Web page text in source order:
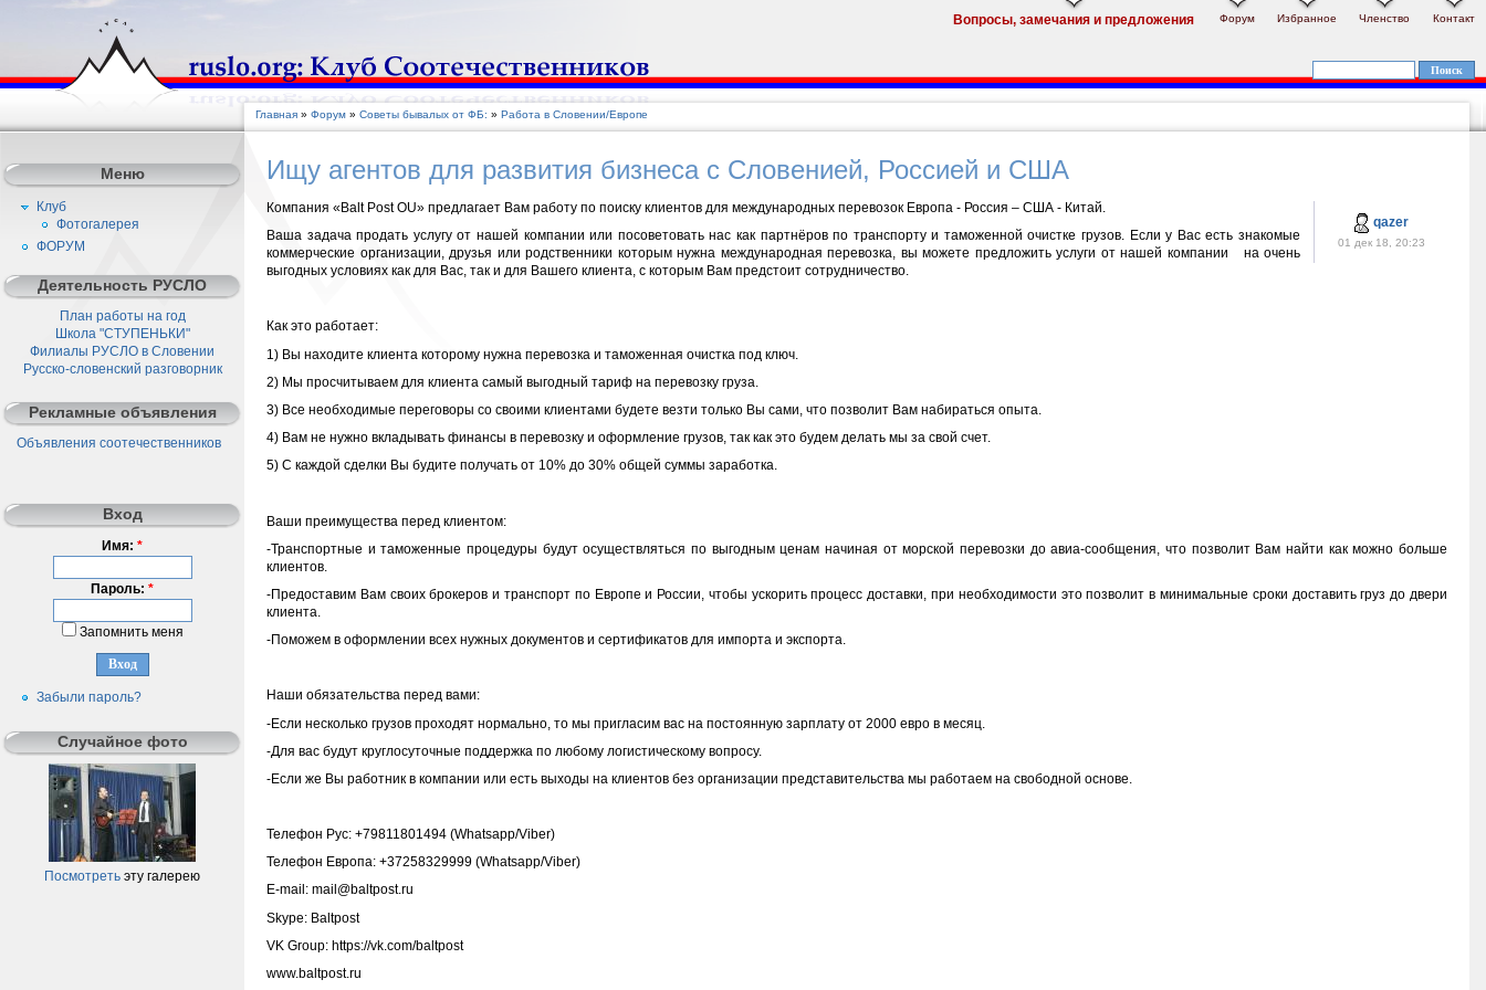
Вопросы, замечания и предложения Форум Избранное Членство Контакт
Главная » Форум » Советы бывалых от ФБ: » Работа в Словении/Европе
Ищу агентов для развития бизнеса с Словенией, Россией и США
qazer
01 дек 18, 20:23
Компания «Balt Post OU» предлагает Вам работу по поиску клиентов для международных перевозок Европа - Россия – США - Китай.
Ваша задача продать услугу от нашей компании или посоветовать нас как партнёров по транспорту и таможенной очистке грузов. Если у Вас есть знакомые
коммерческие организации, друзья или родственники которым нужна международная перевозка, вы можете предложить услуги от нашей компании
на очень
выгодных условиях как для Вас, так и для Вашего клиента, с которым Вам предстоит сотрудничество.
Как это работает:
1) Вы находите клиента которому нужна перевозка и таможенная очистка под ключ.
2) Мы просчитываем для клиента самый выгодный тариф на перевозку груза.
3) Все необходимые переговоры со своими клиентами будете везти только Вы сами, что позволит Вам набираться опыта.
4) Вам не нужно вкладывать финансы в перевозку и оформление грузов, так как это будем делать мы за свой счет.
5) С каждой сделки Вы будите получать от 10% до 30% общей суммы заработка.
Ваши преимущества перед клиентом:
-Транспортные и таможенные процедуры будут осуществляться по выгодным ценам начиная от морской перевозки до авиа-сообщения, что позволит Вам найти как можно больше
клиентов.
-Предоставим Вам своих брокеров и транспорт по Европе и России, чтобы ускорить процесс доставки, при необходимости это позволит в минимальные сроки доставить груз до двери
клиента.
-Поможем в оформлении всех нужных документов и сертификатов для импорта и экспорта.
Наши обязательства перед вами:
-Если несколько грузов проходят нормально, то мы пригласим вас на постоянную зарплату от 2000 евро в месяц.
-Для вас будут круглосуточные поддержка по любому логистическому вопросу.
-Если же Вы работник в компании или есть выходы на клиентов без организации представительства мы работаем на свободной основе.
Телефон Рус: +79811801494 (Whatsapp/Viber)
Телефон Европа: +37258329999 (Whatsapp/Viber)
E-mail: mail@baltpost.ru
Skype: Baltpost
VK Group: https://vk.com/baltpost
www.baltpost.ru
Меню
Клуб
Фотогалерея
ФОРУМ
Деятельность РУСЛО
План работы на год
Школа "СТУПЕНЬКИ"
Филиалы РУСЛО в Словении
Русско-словенский разговорник
Рекламные объявления
Объявления соотечественников
Вход
Имя: *
Пароль: *
Запомнить меня
Забыли пароль?
Случайное фото
Посмотреть эту галерею